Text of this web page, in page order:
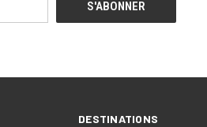
DESTINATIONS